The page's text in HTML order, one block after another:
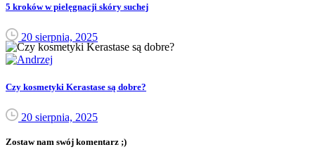
5 kroków w pielęgnacji skóry suchej
20 sierpnia, 2025
Czy kosmetyki Kerastase są dobre?
20 sierpnia, 2025
Zostaw nam swój komentarz ;)